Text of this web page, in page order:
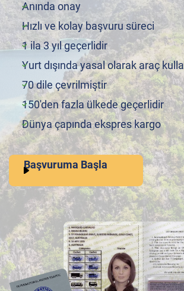
Anında onay
Hızlı ve kolay başvuru süreci
1 ila 3 yıl geçerlidir
Yurt dışında yasal olarak araç
70 dile çevrilmiştir
150'den fazla ülkede geçerlidir
Dünya çapında ekspres kargo
Başvuruma Başla